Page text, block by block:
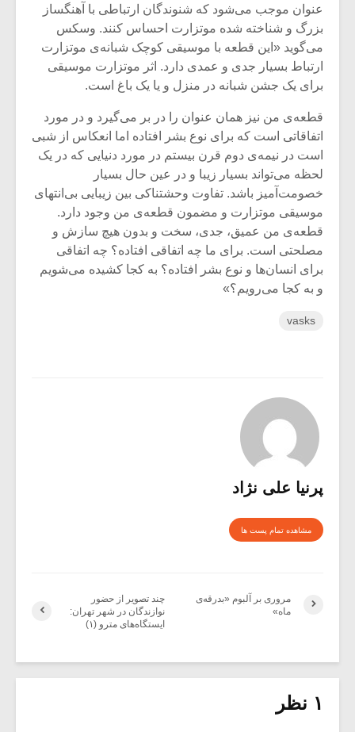
عنوان موجب می‌شود که شنوندگان ارتباطی با آهنگساز
بزرگ و شناخته شده موتزارت احساس کنند. وسکس
می‌گوید «این قطعه با موسیقی کوچک شبانه‌‌ی موتزارت
ارتباط بسیار جدی و عمدی دارد. اثر موتزارت موسیقی
برای یک جشن شبانه در منزل و یا یک باغ است.
قطعه‌ی من نیز همان عنوان را در بر می‌گیرد و در مورد
اتفاقاتی است که برای نوع بشر افتاده اما انعکاس از شبی
است در نیمه‌ی دوم قرن بیستم در مورد دنیایی که در یک
لحظه می‌تواند بسیار زیبا و در عین حال بسیار
خصومت‌آمیز باشد. تفاوت وحشتناکی بین زیبایی بی‌انتهای
موسیقی موتزارت و مضمون قطعه‌ی من وجود دارد.
قطعه‌ی من عمیق، جدی، سخت و بدون هیچ سازش و
مصلحتی است. برای ما چه اتفاقی افتاده؟ چه اتفاقی
برای انسان‌ها و نوع بشر افتاده؟ به کجا کشیده می‌شویم
و به کجا می‌رویم؟»
vasks
پرنیا علی نژاد
مشاهده تمام پست ها
چند تصویر از حضور
نوازندگان در شهر تهران:
ایستگاه‌های مترو (۱)
مروری بر آلبوم «بدرقه‌ی
ماه»
۱ نظر
متن فیلم «متری
شیش و نیم»
اگر نمی توانی
مشهورترین باشی،
موسیقی
سکانسی